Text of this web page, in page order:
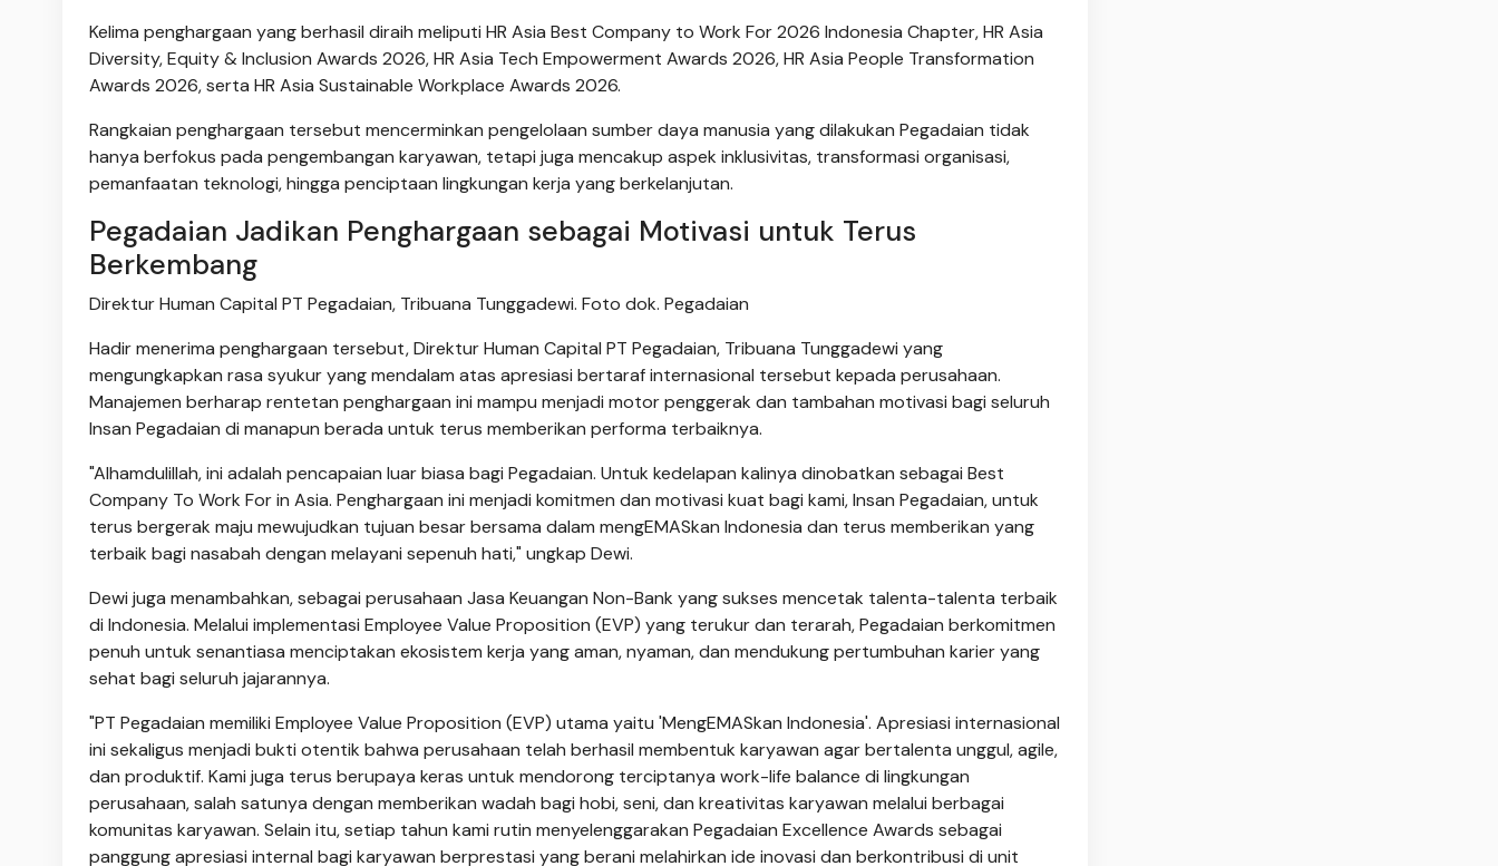
Kelima penghargaan yang berhasil diraih meliputi HR Asia Best Company to Work For 2026 Indonesia Chapter, HR Asia
Diversity, Equity & Inclusion Awards 2026, HR Asia Tech Empowerment Awards 2026, HR Asia People Transformation
Awards 2026, serta HR Asia Sustainable Workplace Awards 2026.
Rangkaian penghargaan tersebut mencerminkan pengelolaan sumber daya manusia yang dilakukan Pegadaian tidak
hanya berfokus pada pengembangan karyawan, tetapi juga mencakup aspek inklusivitas, transformasi organisasi,
pemanfaatan teknologi, hingga penciptaan lingkungan kerja yang berkelanjutan.
Pegadaian Jadikan Penghargaan sebagai Motivasi untuk Terus
Berkembang
Direktur Human Capital PT Pegadaian, Tribuana Tunggadewi. Foto dok. Pegadaian
Hadir menerima penghargaan tersebut, Direktur Human Capital PT Pegadaian, Tribuana Tunggadewi yang
mengungkapkan rasa syukur yang mendalam atas apresiasi bertaraf internasional tersebut kepada perusahaan.
Manajemen berharap rentetan penghargaan ini mampu menjadi motor penggerak dan tambahan motivasi bagi seluruh
Insan Pegadaian di manapun berada untuk terus memberikan performa terbaiknya.
"Alhamdulillah, ini adalah pencapaian luar biasa bagi Pegadaian. Untuk kedelapan kalinya dinobatkan sebagai Best
Company To Work For in Asia. Penghargaan ini menjadi komitmen dan motivasi kuat bagi kami, Insan Pegadaian, untuk
terus bergerak maju mewujudkan tujuan besar bersama dalam mengEMASkan Indonesia dan terus memberikan yang
terbaik bagi nasabah dengan melayani sepenuh hati," ungkap Dewi.
Dewi juga menambahkan, sebagai perusahaan Jasa Keuangan Non-Bank yang sukses mencetak talenta-talenta terbaik
di Indonesia. Melalui implementasi Employee Value Proposition (EVP) yang terukur dan terarah, Pegadaian berkomitmen
penuh untuk senantiasa menciptakan ekosistem kerja yang aman, nyaman, dan mendukung pertumbuhan karier yang
sehat bagi seluruh jajarannya.
"PT Pegadaian memiliki Employee Value Proposition (EVP) utama yaitu 'MengEMASkan Indonesia'. Apresiasi internasional
ini sekaligus menjadi bukti otentik bahwa perusahaan telah berhasil membentuk karyawan agar bertalenta unggul, agile,
dan produktif. Kami juga terus berupaya keras untuk mendorong terciptanya work-life balance di lingkungan
perusahaan, salah satunya dengan memberikan wadah bagi hobi, seni, dan kreativitas karyawan melalui berbagai
komunitas karyawan. Selain itu, setiap tahun kami rutin menyelenggarakan Pegadaian Excellence Awards sebagai
panggung apresiasi internal bagi karyawan berprestasi yang berani melahirkan ide inovasi dan berkontribusi di unit